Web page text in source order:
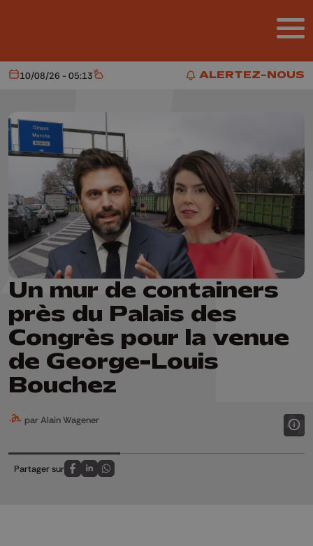
ALERTEZ-NOUS
ALERTEZ-NOUS
Aujourd'hui
10/08/26 - 05:13 Météo
Un mur de containers
près du Palais des
Congrès pour la venue
de George-Louis
Bouchez
par Alain Wagener
Partager sur
Partagez sur FaceBook
Partagez sur LinkedIn
Partagez sur Whatsapp